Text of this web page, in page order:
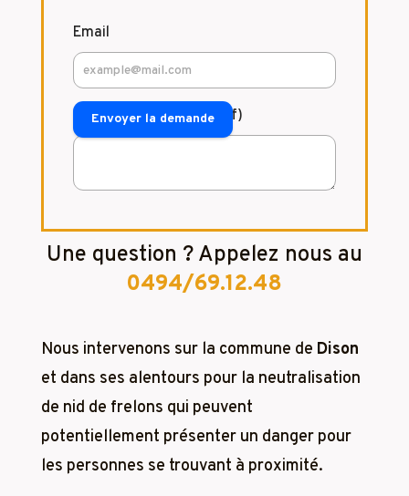
Email
Commentaire (facultatif)
Envoyer la demande
Une question ? Appelez nous au
0494/69.12.48
Nous intervenons sur la commune de Dison
et dans ses alentours pour la neutralisation
de nid de frelons qui peuvent
potentiellement présenter un danger pour
les personnes se trouvant à proximité.